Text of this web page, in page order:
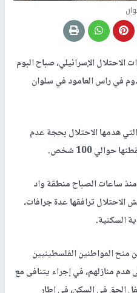
الإسرائيلي، صباح البوم
في راس العامود في سلوان
هدمها الاحتلال بحجة عدم
ساعات الصباح منطقة واد
الاحتلال ترافقها عدة جرافات،
السكنية.
منح المواطنين الفلسطينيين
منازلهم، في إجراء يتنافى مع